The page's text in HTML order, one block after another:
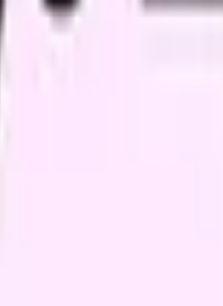
助産師看護師法により、保健
保健指導を業とすること
」を名乗ることはできませ
はあります
（この働き方
面があります。